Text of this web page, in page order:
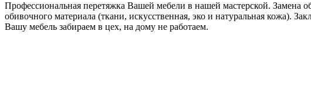
Профессиональная перетяжка Вашей мебели в нашей мастерской.
обивочного материала (ткани, искусственная, эко и натуральная кожа).
Вашу мебель забираем в цех, на дому не работаем.